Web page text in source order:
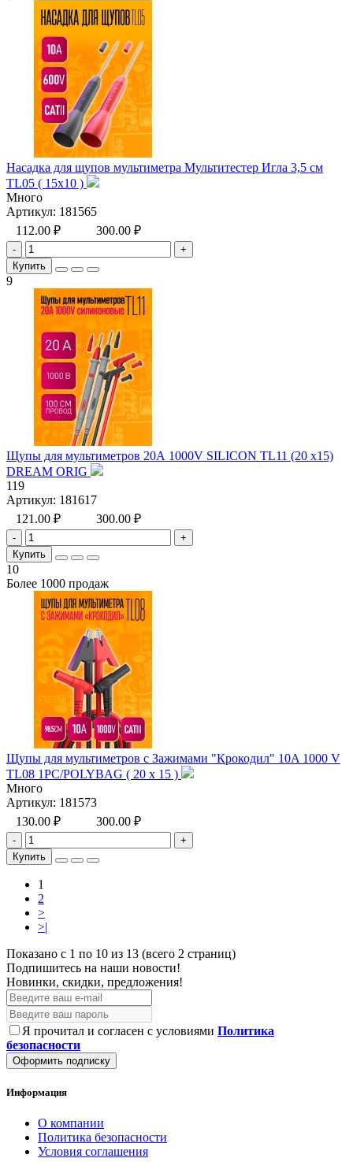
Насадка для щупов мультиметра Мультитестер Игла 3,5 см
TL05 ( 15х10 )
Много
Артикул: 181565
112.00 ₽
300.00 ₽
-
+
Купить
9
Щупы для мультиметров 20А 1000V SILICON TL11 (20 x15)
DREAM ORIG
119
Артикул: 181617
121.00 ₽
300.00 ₽
-
+
Купить
10
Более 1000 продаж
Щупы для мультиметров с Зажимами "Крокодил" 10A 1000 V
TL08 1PC/POLYBAG ( 20 х 15 )
Много
Артикул: 181573
130.00 ₽
300.00 ₽
-
+
Купить
1
2
>
>|
Показано с 1 по 10 из 13 (всего 2 страниц)
Подпишитесь на наши новости!
Новинки, скидки, предложения!
Я прочитал и согласен с условиями Политика
безопасности
Оформить подписку
Информация
О компании
Политика безопасности
Условия соглашения